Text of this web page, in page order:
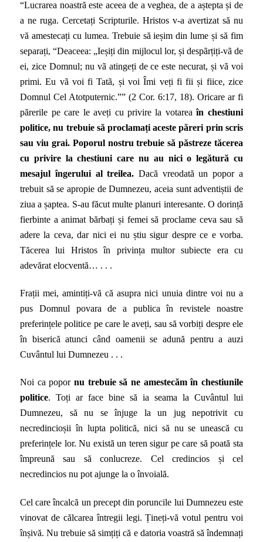
“Lucrarea noastră este aceea de a veghea, de a aștepta și de
a ne ruga. Cercetați Scripturile. Hristos v-a avertizat să nu
vă amestecați cu lumea. Trebuie să ieșim din lume și să fim
separați, “Deaceea: „Ieșiți din mijlocul lor, și despãrțiți-vã de
ei, zice Domnul; nu vã atingeți de ce este necurat, și vã voi
primi. Eu vã voi fi Tatã, și voi Îmi veți fi fii și fiice, zice
Domnul Cel Atotputernic.”” (2 Cor. 6:17, 18). Oricare ar fi
părerile pe care le aveți cu privire la votareaîn chestiuni
politice, nu trebuie să proclamați aceste păreri prin scris
sau viu grai. Poporul nostru trebuie să păstreze tăcerea
cu privire la chestiuni care nu au nici o legătură cu
mesajul îngerului al treilea. Dacă vreodată un popor a
trebuit să se apropie de Dumnezeu, aceia sunt adventiștii de
ziua a șaptea. S-au făcut multe planuri interesante. O dorință
fierbinte a animat bărbați și femei să proclame ceva sau să
adere la ceva, dar nici ei nu știu sigur despre ce e vorba.
Tăcerea lui Hristos în privința multor subiecte era cu
adevărat elocventă… . . .
Frații mei, amintiți-vă că asupra nici unuia dintre voi nu a
pus Domnul povara de a publica în revistele noastre
preferințele politice pe care le aveți, sau să vorbiți despre ele
în biserică atunci când oamenii se adună pentru a auzi
Cuvântul lui Dumnezeu . . .
Noi ca popornu trebuie să ne amestecăm în chestiunile
politice. Toți ar face bine să ia seama la Cuvântul lui
Dumnezeu, să nu se înjuge la un jug nepotrivit cu
necredincioșii în lupta politică, nici să nu se unească cu
preferințele lor. Nu există un teren sigur pe care să poată sta
împreună sau să conlucreze. Cel credincios și cel
necredincios nu pot ajunge la o învoială.
Cel care încalcă un precept din poruncile lui Dumnezeu este
vinovat de călcarea întregii legi. Țineți-vă votul pentru voi
înșivă. Nu trebuie să simțiți că e datoria voastră să îndemnați